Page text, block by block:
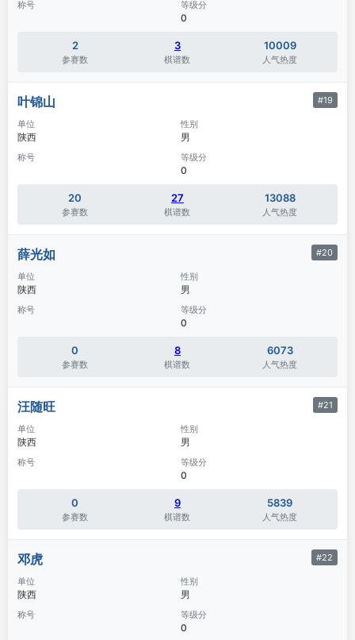
称号 等级分
0
2
参赛数
3
棋谱数
10009
人气热度
叶锦山 #19
单位
陕西
性别
男
称号 等级分
0
20
参赛数
27
棋谱数
13088
人气热度
薛光如 #20
单位
陕西
性别
男
称号 等级分
0
0
参赛数
8
棋谱数
6073
人气热度
汪随旺 #21
单位
陕西
性别
男
称号 等级分
0
0
参赛数
9
棋谱数
5839
人气热度
邓虎 #22
单位
陕西
性别
男
称号 等级分
0